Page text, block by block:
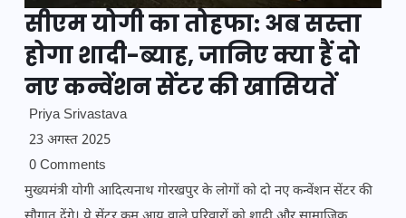
सीएम योगी का तोहफा: अब सस्ता
होगा शादी-ब्याह, जानिए क्या हैं दो
नए कन्वेंशन सेंटर की खासियतें
Priya Srivastava
23 अगस्त 2025
0 Comments
मुख्यमंत्री योगी आदित्यनाथ गोरखपुर के लोगों को दो नए कन्वेंशन सेंटर की